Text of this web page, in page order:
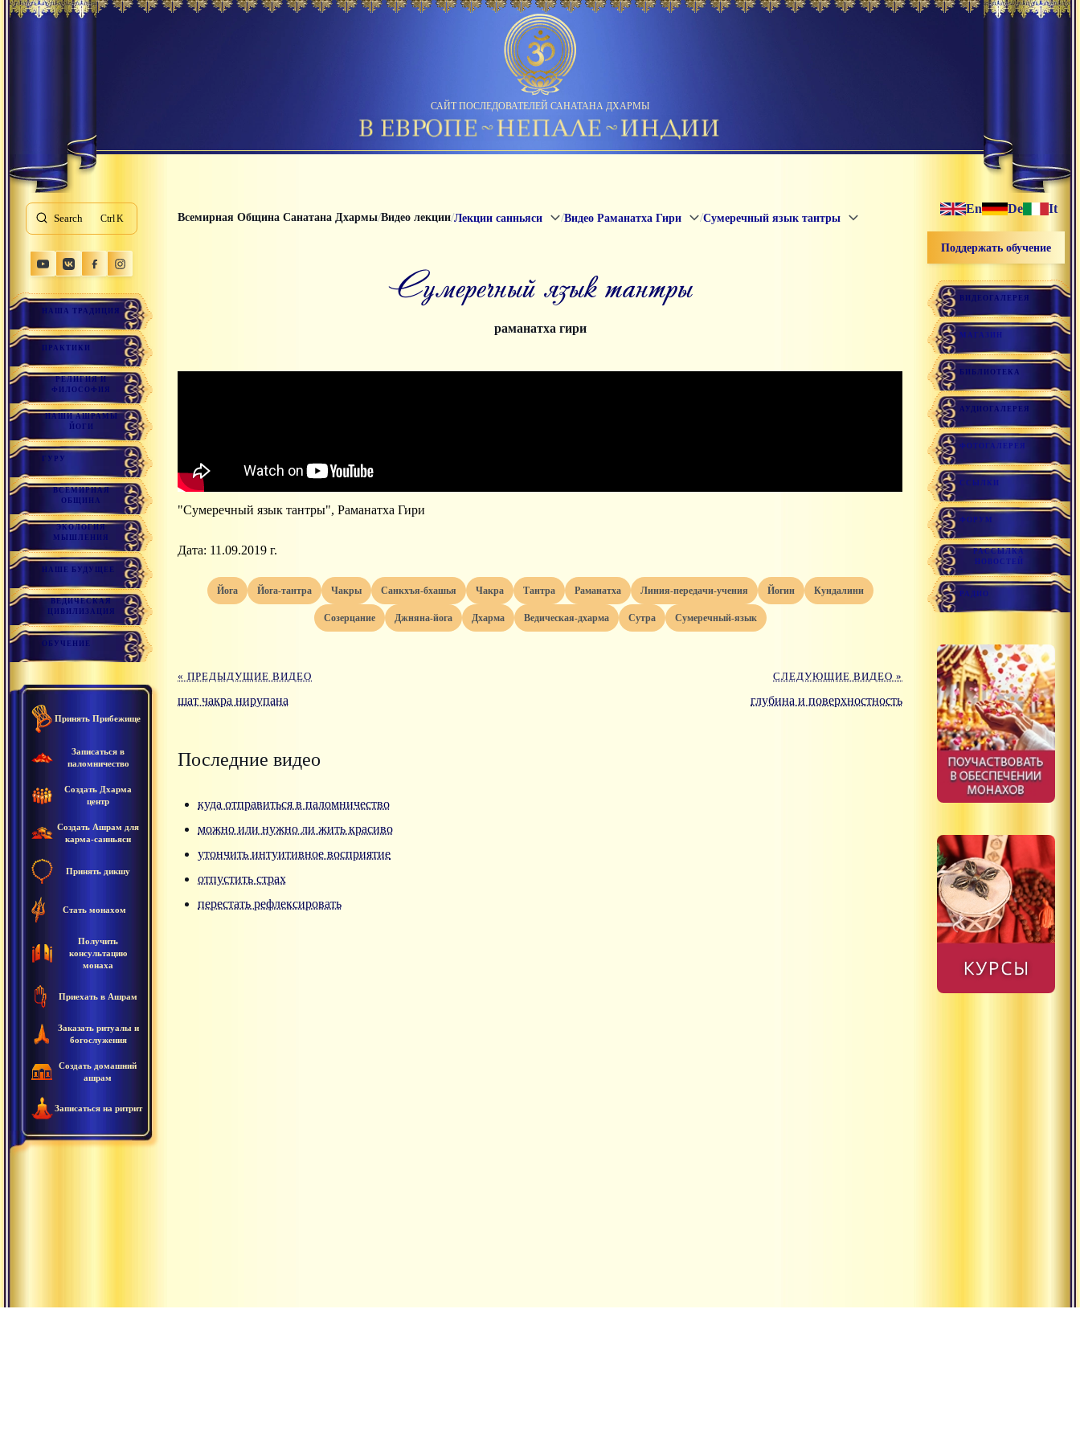
САЙТ ПОСЛЕДОВАТЕЛЕЙ САНАТАНА ДХАРМЫ
Search K
НАША ТРАДИЦИЯ
ПРАКТИКИ
РЕЛИГИЯ И
ФИЛОСОФИЯ
НАШИ АШРАМЫ
ЙОГИ
ГУРУ
ВСЕМИРНАЯ
ОБЩИНА
ЭКОЛОГИЯ
МЫШЛЕНИЯ
НАШЕ БУДУЩЕЕ
ВЕДИЧЕСКАЯ
ЦИВИЛИЗАЦИЯ
ОБУЧЕНИЕ
Принять Прибежище
Записаться в
паломничество
Создать Дхарма
центр
Создать Ашрам для
карма-санньяси
Принять дикшу
Стать монахом
Получить
консультацию
монаха
Приехать в Ашрам
Заказать ритуалы и
богослужения
Создать домашний
ашрам
Записаться на ритрит
Всемирная Община Санатана Дхармы/Видео лекции/Лекции санньяси /Видео Раманатха Гири /Сумеречный язык тантры
сумеречный язык тантры
раманатха гири
"Сумеречный язык тантры", Раманатха Гири
Дата: 11.09.2019 г.
йога йога-тантра чакры санкхъя-бхашья чакра тантра раманатха линия-передачи-учения йогин кундалини
созерцание джняна-йога дхарма ведическая-дхарма сутра сумеречный-язык
« ПРЕДЫДУЩИЕ ВИДЕО
шат чакра нирупана
СЛЕДУЮЩИЕ ВИДЕО »
глубина и поверхностность
Последние видео
куда отправиться в паломничество
можно или нужно ли жить красиво
утончить интуитивное восприятие
отпустить страх
перестать рефлексировать
En De It
Поддержать обучение
ВИДЕОГАЛЕРЕЯ
МАГАЗИН
БИБЛИОТЕКА
АУДИОГАЛЕРЕЯ
ФОТОГАЛЕРЕЯ
ССЫЛКИ
ФОРУМ
РАССЫЛКА
НОВОСТЕЙ
РАДИО